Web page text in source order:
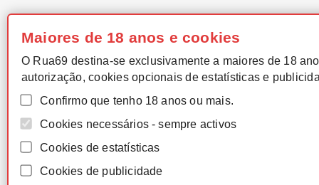
Maiores de 18 anos e cookies
O Rua69 destina-se exclusivamente a maiores de 18
autorização, cookies opcionais de estatísticas e
Confirmo que tenho 18 anos ou mais.
Cookies necessários - sempre activos
Cookies de estatísticas
Cookies de publicidade